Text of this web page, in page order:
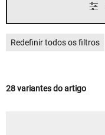
Redefinir todos os filtros
28 variantes do artigo